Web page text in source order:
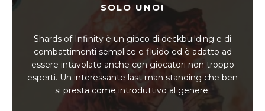
SOLO UNO!
Shards of Infinity è un gioco di deckbuilding e di
combattimenti semplice e fluido ed è adatto ad
essere intavolato anche con giocatori non troppo
esperti. Un interessante last man standing che ben
si presta come introduttivo al genere.